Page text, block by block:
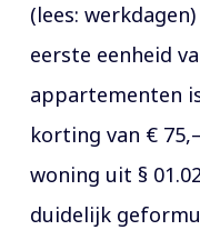
(lees:
eerste eenheid
appartementen
korting van €
woning uit §
duidelijk